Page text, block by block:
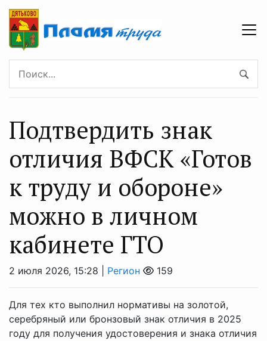
Подтвердить знак
отличия ВФСК «Готов
к труду и обороне»
можно в личном
кабинете ГТО
2 июля 2026, 15:28 | Регион 159
Для тех кто выполнил нормативы на золотой,
серебряный или бронзовый знак отличия в 2025
году для получения удостоверения и знака отличия